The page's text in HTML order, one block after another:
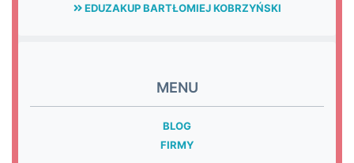
EDUZAKUP BARTŁOMIEJ KOBRZYŃSKI
MENU
BLOG
FIRMY